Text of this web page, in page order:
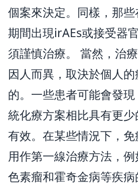
個案來決定。同樣，那
期間出現irAEs或接受器
須謹慎治療。 當然，治
因人而異，取決於個人
的。一些患者可能會發
統化療方案相比具有更
有效。在某些情況下，
用作第一線治療方法，
色素瘤和霍奇金病等疾